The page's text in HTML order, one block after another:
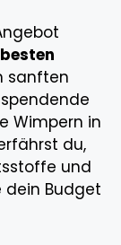
besten
sanften
Wimpern in
du,
und
dein Budget